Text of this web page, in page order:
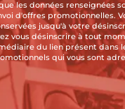
les données renseignées
d'offres promotionnelles.
jusqu'à votre
vous désinscrire à tout
du lien présent dans
qui vous sont